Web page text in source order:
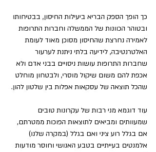
כך הופך הספק הבריא ביעילות החיסון, בבטיחותו
ובטוהר הכוונות של הממשלה וחברות התרופות
לאמירה נחרצת שהחיסון מסוכן מאוד לעומת
האלטרנטיבה, לידיעה בלתי ניתנת לערעור
שחברות התרופות עושות ניסויים בבני אדם ולא
אכפת להם משום שיקול מוסרי, ולבטחון מוחלט
שהכל תוצאה של עסקאות אפלות בין שלטון להון.
עוד דוגמא מני רבות של עקרונות טובים
שמעוותים ומביאים לתוצאות הפוכות ממטרתם,
אם בגלל רוע ציני ואם בגלל (במקרה שלנו)
אלמנטים בעייתיים בטבע האנושי וחוסר מודעות